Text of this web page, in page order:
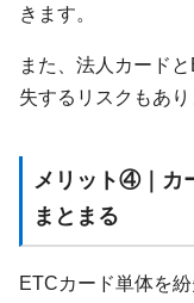
きます。
また、法人カード
失するリスクもあり
メリット④｜カ
まとまる
ETCカード単体を